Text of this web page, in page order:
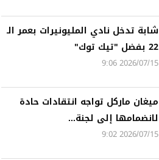
شابة تدخل نادي المليونيرات بعمر الـ
22 بفضل "تيك توك"
2026/07/15 9:06
ميغان ماركل تواجه انتقادات حادة
لانضمامها إلى لجنة...
2026/07/15 9:02